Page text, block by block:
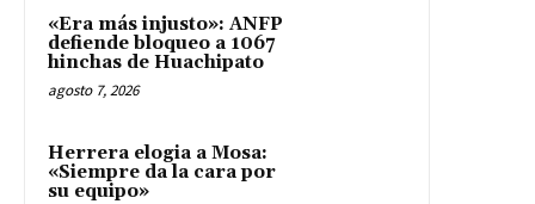
«Era más injusto»: ANFP
defiende bloqueo a 1067
hinchas de Huachipato
agosto 7, 2026
Herrera elogia a Mosa:
«Siempre da la cara por
su equipo»